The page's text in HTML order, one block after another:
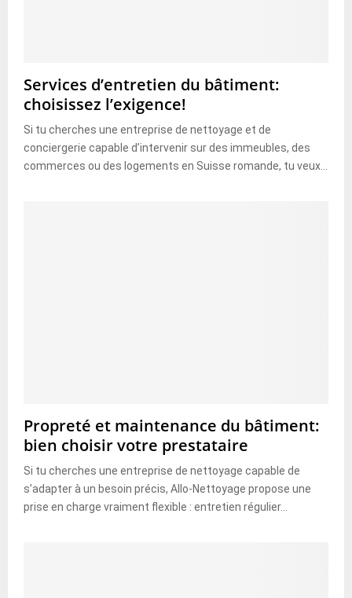
Services d’entretien du bâtiment:
choisissez l’exigence!
Si tu cherches une entreprise de nettoyage et de
conciergerie capable d’intervenir sur des immeubles, des
commerces ou des logements en Suisse romande, tu veux...
Propreté et maintenance du bâtiment:
bien choisir votre prestataire
Si tu cherches une entreprise de nettoyage capable de
s’adapter à un besoin précis, Allo-Nettoyage propose une
prise en charge vraiment flexible : entretien régulier...